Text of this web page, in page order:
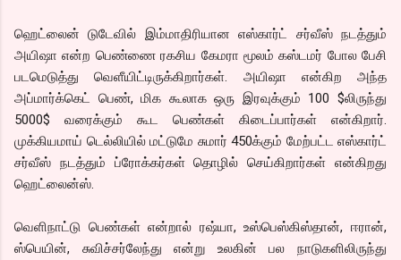
ஹெட்லைன் டுடேவில் இம்மாதிரியான எஸ்கார்ட் சர்வீஸ் நடத்தும்
அயிஷா என்ற பெண்ணை ரகசிய கேமரா மூலம் கஸ்டமர் போல பேசி
படமெடுத்து வெளீயிட்டிருக்கிறார்கள். அயிஷா என்கிற அந்த
அப்மார்க்கெட் பெண், மிக கூலாக ஒரு இரவுக்கும் 100 $லிருந்து
5000$ வரைக்கும் கூட பெண்கள் கிடைப்பார்கள் என்கிறார்.
முக்கியமாய் டெல்லியில் மட்டுமே சுமார் 450க்கும் மேற்பட்ட எஸ்கார்ட்
சர்வீஸ் நடத்தும் ப்ரோக்கர்கள் தொழில் செய்கிறார்கள் என்கிறது
ஹெட்லைன்ஸ்.
வெளிநாட்டு பெண்கள் என்றால் ரஷ்யா, உஸ்பெஸ்கிஸ்தான், ஈரான்,
ஸ்பெயின், சுவிச்சர்லேந்து என்று உலகின் பல நாடுகளிலிருந்து